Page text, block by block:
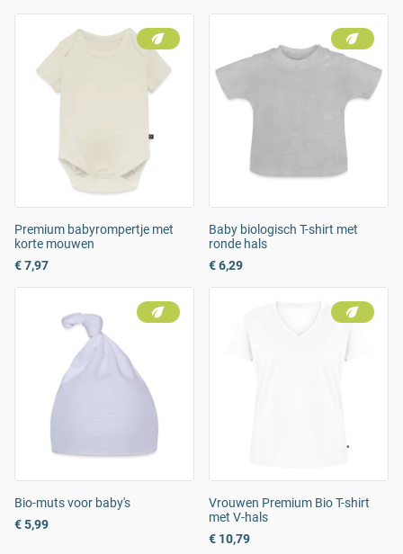
Premium babyrompertje met
korte mouwen
€ 7,97
Baby biologisch T-shirt met
ronde hals
€ 6,29
Bio-muts voor baby's
€ 5,99
Vrouwen Premium Bio T-shirt
met V-hals
€ 10,79